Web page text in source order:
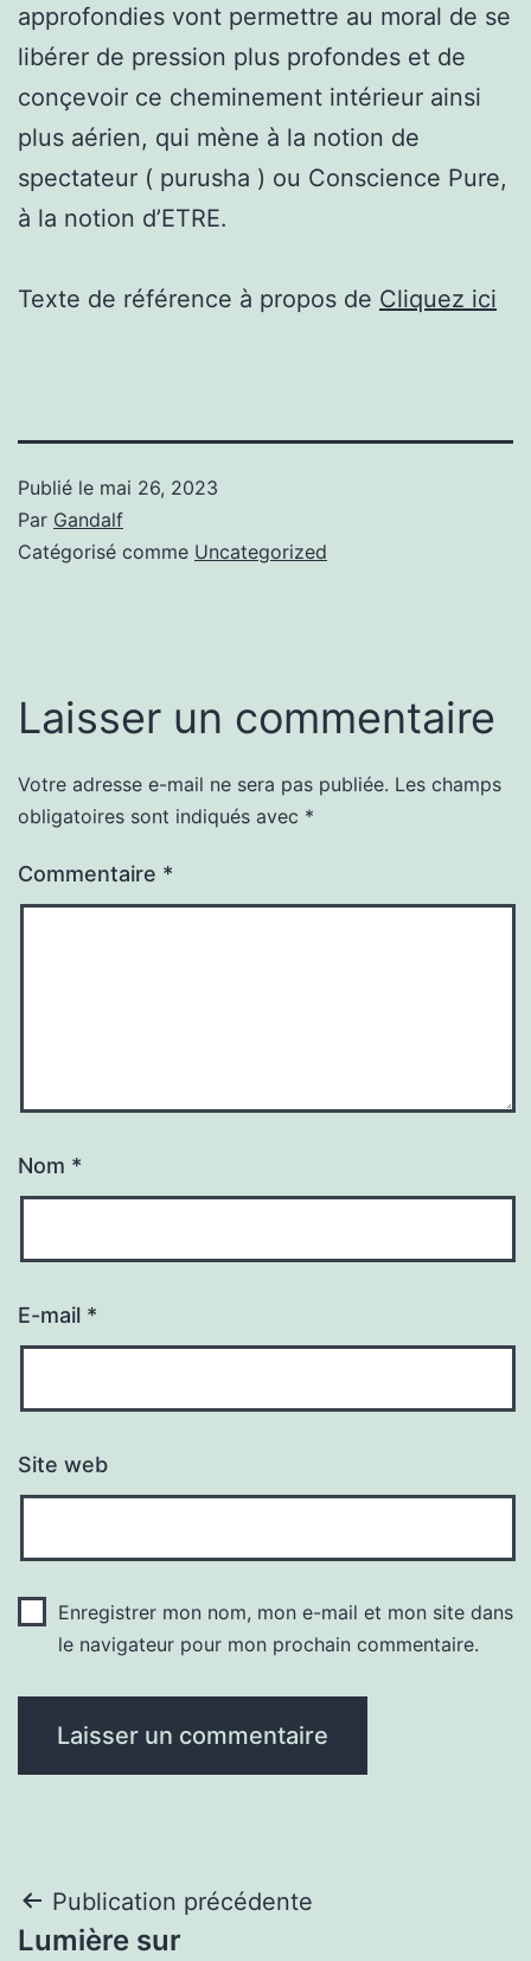
approfondies vont permettre au moral de se
libérer de pression plus profondes et de
conçevoir ce cheminement intérieur ainsi
plus aérien, qui mène à la notion de
spectateur ( purusha ) ou Conscience Pure,
à la notion d’ETRE.
Texte de référence à propos de Cliquez ici
Publié le mai 26, 2023
Par Gandalf
Catégorisé comme Uncategorized
Laisser un commentaire
Votre adresse e-mail ne sera pas publiée. Les champs
obligatoires sont indiqués avec *
Commentaire *
Nom *
E-mail *
Site web
Enregistrer mon nom, mon e-mail et mon site dans
le navigateur pour mon prochain commentaire.
Navigation
Publication précédente
Lumière sur